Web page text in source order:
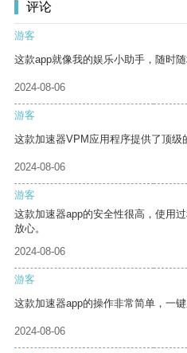
评论
游客
这款app就像我的娱乐小助手，随时
2024-08-06
游客
这款加速器VPM应用程序提供了顶级
2024-08-06
游客
这款加速器app的安全性很高，使用
放心。
2024-08-06
游客
这款加速器app的操作非常简单，一
2024-08-06